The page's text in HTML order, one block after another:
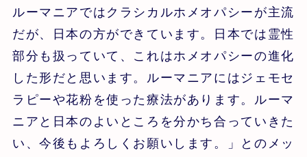
ルーマニアではクラシカルホメオパシーが主流
だが、日本の方ができています。日本では霊性
部分も扱っていて、これはホメオパシーの進化
した形だと思います。ルーマニアにはジェモセ
ラピーや花粉を使った療法があります。ルーマ
ニアと日本のよいところを分かち合っていきた
い、今後もよろしくお願いします。」とのメッ